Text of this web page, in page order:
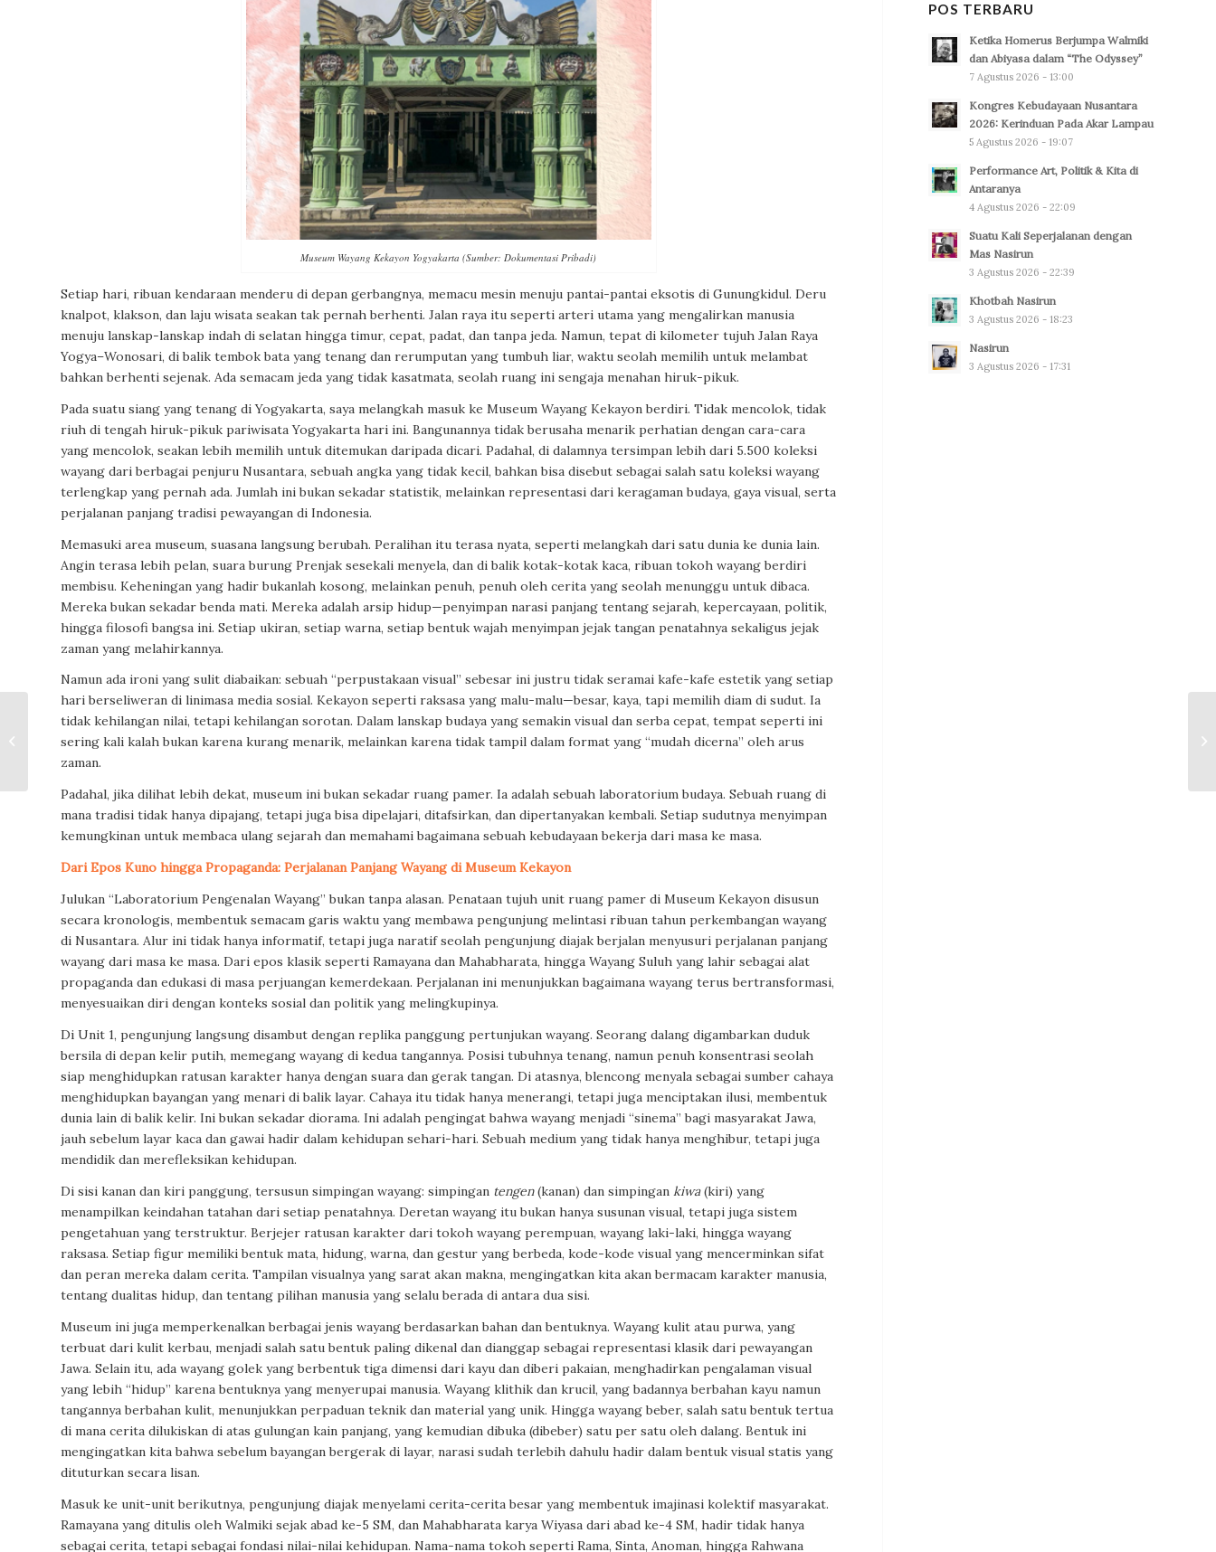
Museum Wayang Kekayon Yogyakarta (Sumber: Dokumentasi Pribadi)
Setiap hari, ribuan kendaraan menderu di depan gerbangnya, memacu mesin menuju pantai-pantai eksotis di Gunungkidul. Deru
knalpot, klakson, dan laju wisata seakan tak pernah berhenti. Jalan raya itu seperti arteri utama yang mengalirkan manusia
menuju lanskap-lanskap indah di selatan hingga timur, cepat, padat, dan tanpa jeda. Namun, tepat di kilometer tujuh Jalan Raya
Yogya–Wonosari, di balik tembok bata yang tenang dan rerumputan yang tumbuh liar, waktu seolah memilih untuk melambat
bahkan berhenti sejenak. Ada semacam jeda yang tidak kasatmata, seolah ruang ini sengaja menahan hiruk-pikuk.
Pada suatu siang yang tenang di Yogyakarta, saya melangkah masuk ke Museum Wayang Kekayon berdiri. Tidak mencolok, tidak
riuh di tengah hiruk-pikuk pariwisata Yogyakarta hari ini. Bangunannya tidak berusaha menarik perhatian dengan cara-cara
yang mencolok, seakan lebih memilih untuk ditemukan daripada dicari. Padahal, di dalamnya tersimpan lebih dari 5.500 koleksi
wayang dari berbagai penjuru Nusantara, sebuah angka yang tidak kecil, bahkan bisa disebut sebagai salah satu koleksi wayang
terlengkap yang pernah ada. Jumlah ini bukan sekadar statistik, melainkan representasi dari keragaman budaya, gaya visual, serta
perjalanan panjang tradisi pewayangan di Indonesia.
Memasuki area museum, suasana langsung berubah. Peralihan itu terasa nyata, seperti melangkah dari satu dunia ke dunia lain.
Angin terasa lebih pelan, suara burung Prenjak sesekali menyela, dan di balik kotak-kotak kaca, ribuan tokoh wayang berdiri
membisu. Keheningan yang hadir bukanlah kosong, melainkan penuh, penuh oleh cerita yang seolah menunggu untuk dibaca.
Mereka bukan sekadar benda mati. Mereka adalah arsip hidup—penyimpan narasi panjang tentang sejarah, kepercayaan, politik,
hingga filosofi bangsa ini. Setiap ukiran, setiap warna, setiap bentuk wajah menyimpan jejak tangan penatahnya sekaligus jejak
zaman yang melahirkannya.
Namun ada ironi yang sulit diabaikan: sebuah “perpustakaan visual” sebesar ini justru tidak seramai kafe-kafe estetik yang setiap
hari berseliweran di linimasa media sosial. Kekayon seperti raksasa yang malu-malu—besar, kaya, tapi memilih diam di sudut. Ia
tidak kehilangan nilai, tetapi kehilangan sorotan. Dalam lanskap budaya yang semakin visual dan serba cepat, tempat seperti ini
sering kali kalah bukan karena kurang menarik, melainkan karena tidak tampil dalam format yang “mudah dicerna” oleh arus
zaman.
Padahal, jika dilihat lebih dekat, museum ini bukan sekadar ruang pamer. Ia adalah sebuah laboratorium budaya. Sebuah ruang di
mana tradisi tidak hanya dipajang, tetapi juga bisa dipelajari, ditafsirkan, dan dipertanyakan kembali. Setiap sudutnya menyimpan
kemungkinan untuk membaca ulang sejarah dan memahami bagaimana sebuah kebudayaan bekerja dari masa ke masa.
Dari Epos Kuno hingga Propaganda: Perjalanan Panjang Wayang di Museum Kekayon
Julukan “Laboratorium Pengenalan Wayang” bukan tanpa alasan. Penataan tujuh unit ruang pamer di Museum Kekayon disusun
secara kronologis, membentuk semacam garis waktu yang membawa pengunjung melintasi ribuan tahun perkembangan wayang
di Nusantara. Alur ini tidak hanya informatif, tetapi juga naratif seolah pengunjung diajak berjalan menyusuri perjalanan panjang
wayang dari masa ke masa. Dari epos klasik seperti Ramayana dan Mahabharata, hingga Wayang Suluh yang lahir sebagai alat
propaganda dan edukasi di masa perjuangan kemerdekaan. Perjalanan ini menunjukkan bagaimana wayang terus bertransformasi,
menyesuaikan diri dengan konteks sosial dan politik yang melingkupinya.
Di Unit 1, pengunjung langsung disambut dengan replika panggung pertunjukan wayang. Seorang dalang digambarkan duduk
bersila di depan kelir putih, memegang wayang di kedua tangannya. Posisi tubuhnya tenang, namun penuh konsentrasi seolah
siap menghidupkan ratusan karakter hanya dengan suara dan gerak tangan. Di atasnya, blencong menyala sebagai sumber cahaya
menghidupkan bayangan yang menari di balik layar. Cahaya itu tidak hanya menerangi, tetapi juga menciptakan ilusi, membentuk
dunia lain di balik kelir. Ini bukan sekadar diorama. Ini adalah pengingat bahwa wayang menjadi “sinema” bagi masyarakat Jawa,
jauh sebelum layar kaca dan gawai hadir dalam kehidupan sehari-hari. Sebuah medium yang tidak hanya menghibur, tetapi juga
mendidik dan merefleksikan kehidupan.
Di sisi kanan dan kiri panggung, tersusun simpingan wayang: simpingan tengen(kanan) dan simpingan kiwa(kiri) yang
menampilkan keindahan tatahan dari setiap penatahnya. Deretan wayang itu bukan hanya susunan visual, tetapi juga sistem
pengetahuan yang terstruktur. Berjejer ratusan karakter dari tokoh wayang perempuan, wayang laki-laki, hingga wayang
raksasa. Setiap figur memiliki bentuk mata, hidung, warna, dan gestur yang berbeda, kode-kode visual yang mencerminkan sifat
dan peran mereka dalam cerita. Tampilan visualnya yang sarat akan makna, mengingatkan kita akan bermacam karakter manusia,
tentang dualitas hidup, dan tentang pilihan manusia yang selalu berada di antara dua sisi.
Museum ini juga memperkenalkan berbagai jenis wayang berdasarkan bahan dan bentuknya. Wayang kulit atau purwa, yang
terbuat dari kulit kerbau, menjadi salah satu bentuk paling dikenal dan dianggap sebagai representasi klasik dari pewayangan
Jawa. Selain itu, ada wayang golek yang berbentuk tiga dimensi dari kayu dan diberi pakaian, menghadirkan pengalaman visual
yang lebih “hidup” karena bentuknya yang menyerupai manusia. Wayang klithik dan krucil, yang badannya berbahan kayu namun
tangannya berbahan kulit, menunjukkan perpaduan teknik dan material yang unik. Hingga wayang beber, salah satu bentuk tertua
di mana cerita dilukiskan di atas gulungan kain panjang, yang kemudian dibuka (dibeber) satu per satu oleh dalang. Bentuk ini
mengingatkan kita bahwa sebelum bayangan bergerak di layar, narasi sudah terlebih dahulu hadir dalam bentuk visual statis yang
dituturkan secara lisan.
Masuk ke unit-unit berikutnya, pengunjung diajak menyelami cerita-cerita besar yang membentuk imajinasi kolektif masyarakat.
Ramayana yang ditulis oleh Walmiki sejak abad ke-5 SM, dan Mahabharata karya Wiyasa dari abad ke-4 SM, hadir tidak hanya
sebagai cerita, tetapi sebagai fondasi nilai-nilai kehidupan. Nama-nama tokoh seperti Rama, Sinta, Anoman, hingga Rahwana
POS TERBARU
Ketika Homerus Berjumpa Walmiki
dan Abiyasa dalam “The Odyssey”
7 Agustus 2026 - 13:00
Kongres Kebudayaan Nusantara
2026: Kerinduan Pada Akar Lampau
5 Agustus 2026 - 19:07
Performance Art, Politik & Kita di
Antaranya
4 Agustus 2026 - 22:09
Suatu Kali Seperjalanan dengan
Mas Nasirun
3 Agustus 2026 - 22:39
Khotbah Nasirun
3 Agustus 2026 - 18:23
Nasirun
3 Agustus 2026 - 17:31
Robert Redford:
Penjaga Suara,
Pembuka Jalan
Legitimasi